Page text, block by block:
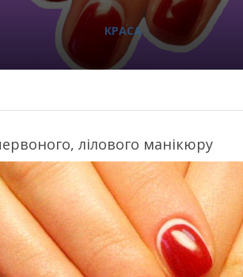
КРАСА
лілового манікюру